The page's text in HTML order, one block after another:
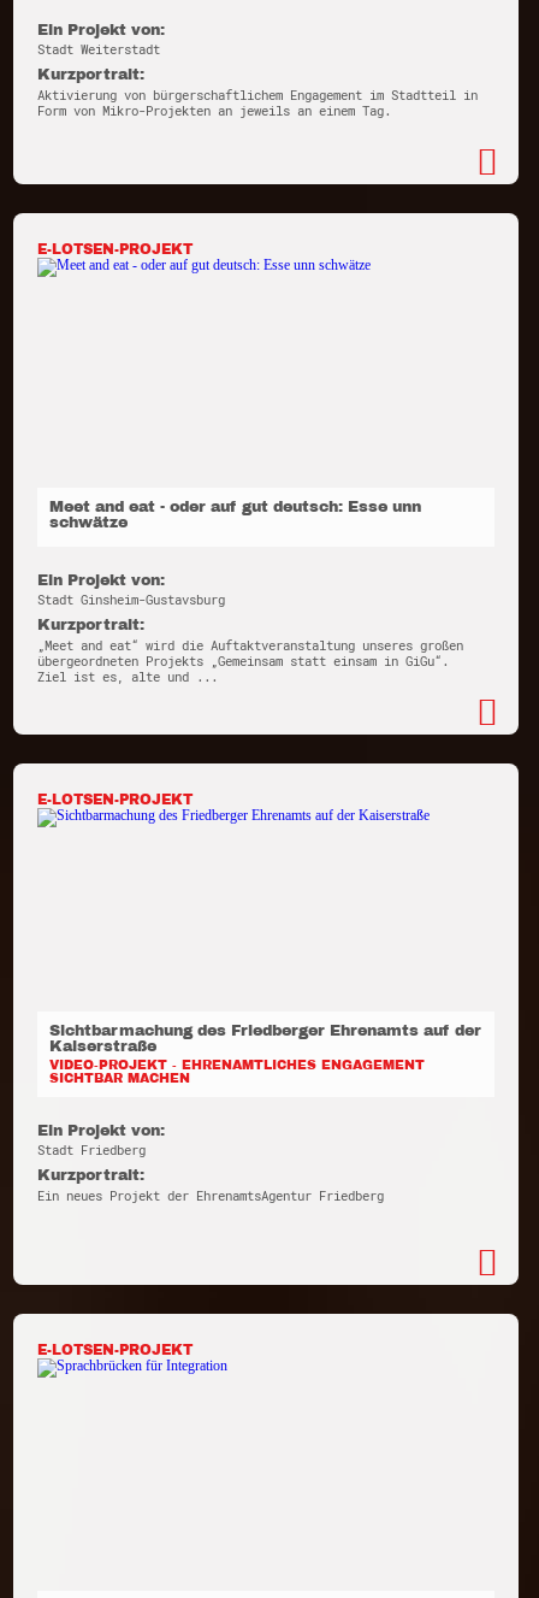
Ein Projekt von:
Stadt Weiterstadt
Kurzportrait:
Aktivierung von bürgerschaftlichem Engagement im Stadtteil in
Form von Mikro-Projekten an jeweils an einem Tag.
E-LOTSEN-PROJEKT
Meet and eat - oder auf gut deutsch: Esse unn
schwätze
Ein Projekt von:
Stadt Ginsheim-Gustavsburg
Kurzportrait:
„Meet and eat“ wird die Auftaktveranstaltung unseres großen
übergeordneten Projekts „Gemeinsam statt einsam in GiGu“.
Ziel ist es, alte und ...
E-LOTSEN-PROJEKT
Sichtbarmachung des Friedberger Ehrenamts auf der
Kaiserstraße
VIDEO-PROJEKT - EHRENAMTLICHES ENGAGEMENT
SICHTBAR MACHEN
Ein Projekt von:
Stadt Friedberg
Kurzportrait:
Ein neues Projekt der EhrenamtsAgentur Friedberg
E-LOTSEN-PROJEKT